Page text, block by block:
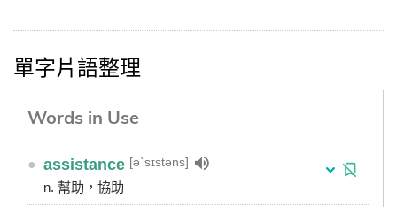
單字片語整理
Words in Use
● assistance [əˋsɪstəns]
n. 幫助，協助